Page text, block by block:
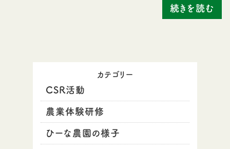
続きを読む
カテゴリー
CSR活動
農業体験研修
ひーな農園の様子